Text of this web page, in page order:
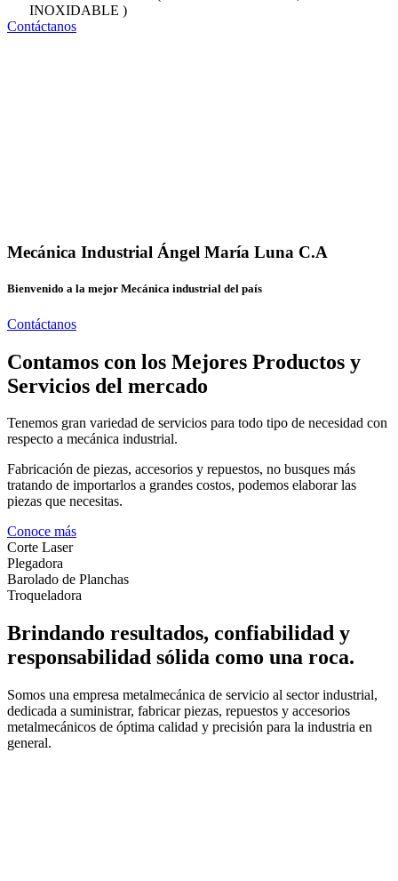
INOXIDABLE )
Contáctanos
Mecánica Industrial Ángel María Luna C.A
Bienvenido a la mejor Mecánica industrial del país
Contáctanos
Contamos con los Mejores Productos y
Servicios del mercado
Tenemos gran variedad de servicios para todo tipo de necesidad con
respecto a mecánica industrial.
Fabricación de piezas, accesorios y repuestos, no busques más
tratando de importarlos a grandes costos, podemos elaborar las
piezas que necesitas.
Conoce más
Corte Laser
Plegadora
Barolado de Planchas
Troqueladora
Brindando resultados, confiabilidad y
responsabilidad sólida como una roca.
Somos una empresa metalmecánica de servicio al sector industrial,
dedicada a suministrar, fabricar piezas, repuestos y accesorios
metalmecánicos de óptima calidad y precisión para la industria en
general.